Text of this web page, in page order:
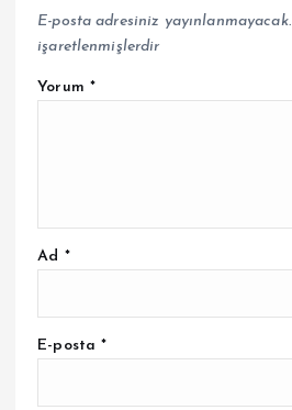
E-posta adresiniz yayınlanmayacak.
işaretlenmişlerdir
Yorum *
Ad *
E-posta*